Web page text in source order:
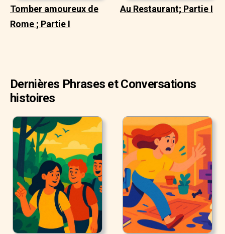
Tomber amoureux de
Rome ; Partie I
Au Restaurant; Partie I
Dernières Phrases et Conversations
histoires